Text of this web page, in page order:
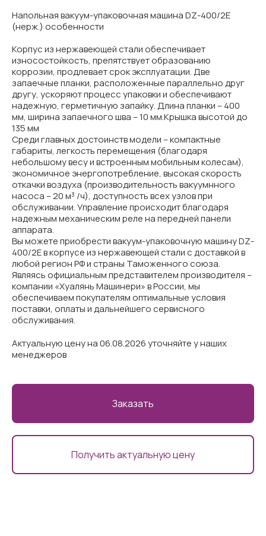
Напольная вакуум-упаковочная машина DZ-400/2E
(нерж.) особенности
Корпус из нержавеющей стали обеспечивает
износостойкость, препятствует образованию
коррозии, продлевает срок эксплуатации. Две
запаечные планки, расположенные параллельно друг
другу, ускоряют процесс упаковки и обеспечивают
надежную, герметичную запайку. Длина планки – 400
мм, ширина запаечного шва – 10 мм.Крышка высотой до
135 мм
Среди главных достоинств модели – компактные
габариты, легкость перемещения (благодаря
небольшому весу и встроенным мобильным колесам),
экономичное энергопотребление, высокая скорость
откачки воздуха (производительность вакуумнного
насоса – 20 м³ /ч), доступность всех узлов при
обслуживании. Управление происходит благодаря
надежным механическим реле на передней панели
аппарата.
Вы можете приобрести вакуум-упаковочную машину DZ-
400/2E в корпусе из нержавеющей стали с доставкой в
любой регион РФ и страны Таможенного союза.
Являясь официальным представителем производителя –
компании «Хуалянь Машинери» в России, мы
обеспечиваем покупателям оптимальные условия
поставки, оплаты и дальнейшего сервисного
обслуживания.
Актуальную цену на 06.08.2026 уточняйте у наших
менеджеров
Заказать
Получить актуальную цену